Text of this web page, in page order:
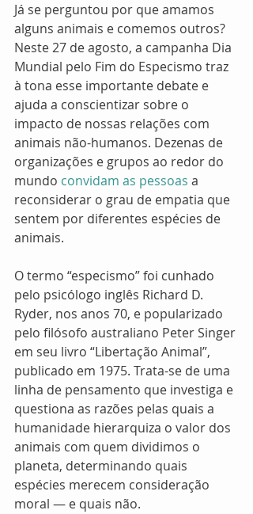
Já se perguntou por que amamos
alguns animais e comemos outros?
Neste 27 de agosto, a campanha Dia
Mundial pelo Fim do Especismo traz
à tona esse importante debate e
ajuda a conscientizar sobre o
impacto de nossas relações com
animais não-humanos. Dezenas de
organizações e grupos ao redor do
mundo convidam as pessoas a
reconsiderar o grau de empatia que
sentem por diferentes espécies de
animais.
O termo “especismo” foi cunhado
pelo psicólogo inglês Richard D.
Ryder, nos anos 70, e popularizado
pelo filósofo australiano Peter Singer
em seu livro “Libertação Animal”,
publicado em 1975. Trata-se de uma
linha de pensamento que investiga e
questiona as razões pelas quais a
humanidade hierarquiza o valor dos
animais com quem dividimos o
planeta, determinando quais
espécies merecem consideração
moral — e quais não.